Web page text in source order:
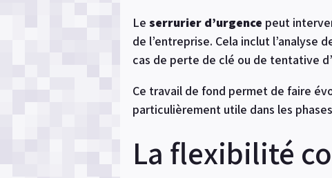
Le serrurier d’urgence peut
de l’entreprise. Cela inclut l’analyse
cas de perte de clé ou de tentative
Ce travail de fond permet de faire
particulièrement utile dans les
La flexibilité